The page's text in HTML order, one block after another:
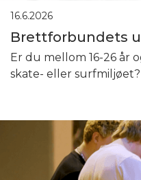
16.6.2026
Brettforbundets
Er du mellom 16-26 år
skate- eller surfmiljøet?